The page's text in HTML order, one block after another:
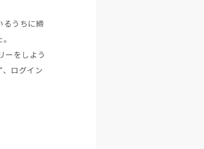
るうちに締
ーをしよう
ログイン